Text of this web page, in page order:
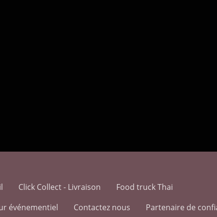
Click Collect - Livraison
Food truck Thai
événementiel
Contactez nous Partenaire de